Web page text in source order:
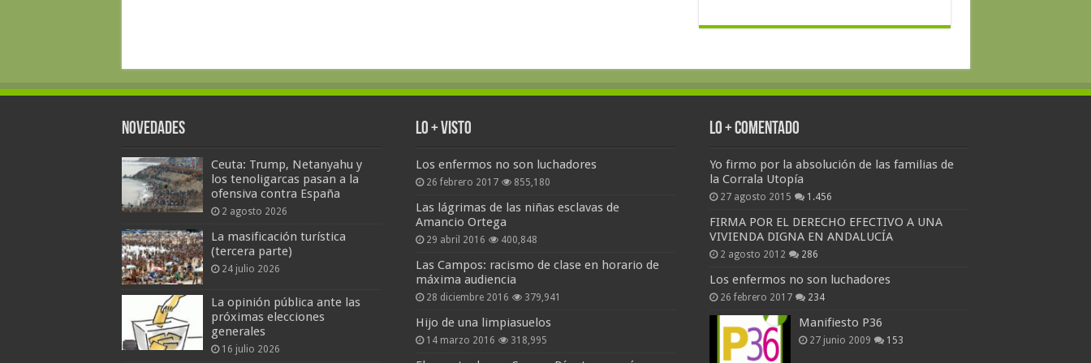
Novedades
Ceuta: Trump, Netanyahu y
los tenoligarcas pasan a la
ofensiva contra España
2 agosto 2026
La masificación turística
(tercera parte)
24 julio 2026
La opinión pública ante las
próximas elecciones
generales
16 julio 2026
Lo + Visto
Los enfermos no son luchadores
26 febrero 2017 855,180
Las lágrimas de las niñas esclavas de
Amancio Ortega
29 abril 2016 400,848
Las Campos: racismo de clase en horario de
máxima audiencia
28 diciembre 2016 379,941
Hijo de una limpiasuelos
14 marzo 2016 318,995
Lo + Comentado
Yo firmo por la absolución de las familias de
la Corrala Utopía
27 agosto 2015 1.456
FIRMA POR EL DERECHO EFECTIVO A UNA
VIVIENDA DIGNA EN ANDALUCÍA
2 agosto 2012 286
Los enfermos no son luchadores
26 febrero 2017 234
Manifiesto P36
27 junio 2009 153